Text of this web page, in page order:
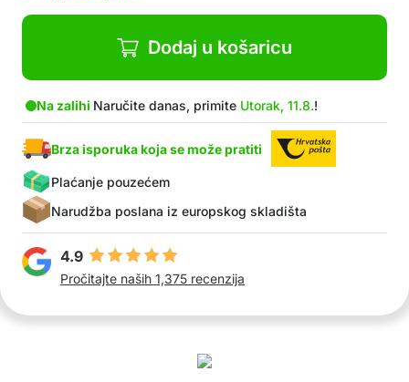
Dodaj u košaricu
Na zalihi Naručite danas, primite Utorak, 11.8.!
Brza isporuka koja se može pratiti
Plaćanje pouzećem
Narudžba poslana iz europskog skladišta
4.9
Pročitajte naših 1,375 recenzija